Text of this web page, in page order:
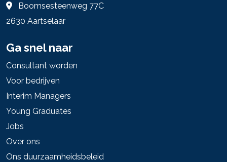
Boomsesteenweg 77C
2630 Aartselaar
Ga snel naar
Consultant worden
Voor bedrijven
Interim Managers
Young Graduates
Jobs
Over ons
Ons duurzaamheidsbeleid